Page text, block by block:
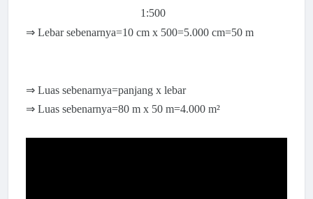
1:500
⇒ Lebar sebenarnya=10 cm x 500=5.000 cm=50 m
⇒ Luas sebenarnya=panjang x lebar
⇒ Luas sebenarnya=80 m x 50 m=4.000 m²